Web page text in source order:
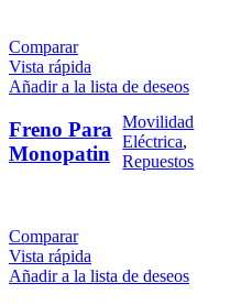
Comparar
Vista rápida
Añadir a la lista de deseos
Freno Para
Monopatin
Movilidad
Eléctrica,
Repuestos
Comparar
Vista rápida
Añadir a la lista de deseos